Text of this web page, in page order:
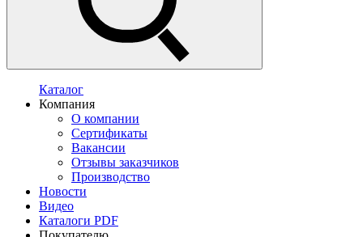
Каталог
Компания
О компании
Сертификаты
Вакансии
Отзывы заказчиков
Производство
Новости
Видео
Каталоги PDF